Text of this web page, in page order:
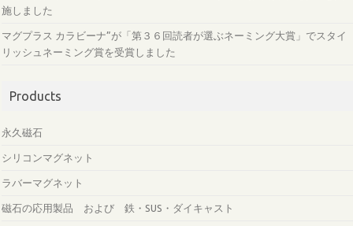
施しました
マグプラス カラビーナ”が「第３６回読者が選ぶネーミング大賞」でスタイ
リッシュネーミング賞を受賞しました
Products
永久磁石
シリコンマグネット
ラバーマグネット
磁石の応用製品 および 鉄・SUS・ダイキャスト